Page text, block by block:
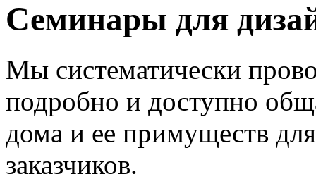
Семинары для
Мы систематически
подробно и доступно
дома и ее примуществ
заказчиков.